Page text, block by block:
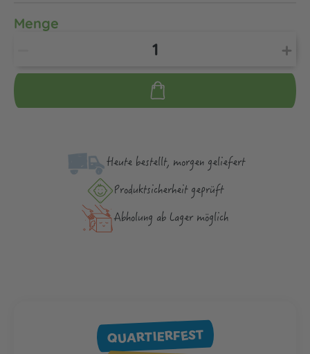
Menge
Heute bestellt, morgen geliefert
Produktsicher­heit geprüft
Abholung ab Lager möglich
QUARTIERFEST